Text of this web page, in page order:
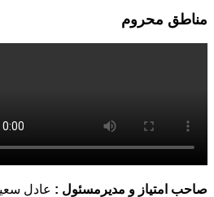
مناطق محروم
صاحب امتیاز و مدیرمسئول : عادل